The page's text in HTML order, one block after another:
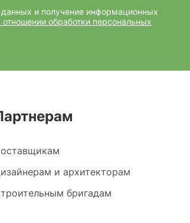
и получение информационных
отношении обработки персональных
и архитекторам
бригадам